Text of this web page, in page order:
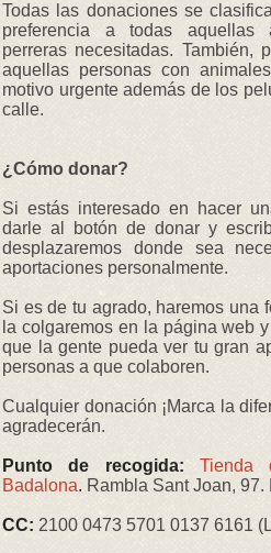
Todas las donaciones se
preferencia a todas aquellas
perreras necesitadas. También,
aquellas personas con
motivo urgente además de los
calle.
¿Cómo donar?
​Si estás interesado en hacer
darle al botón de donar y
desplazaremos donde sea
aportaciones personalmente.
Si es de tu agrado, haremos una
la colgaremos en la página web
que la gente pueda ver tu gran
personas a que colaboren.
Cualquier donación ¡Marca la
agradecerán.
Punto de recogida: Tienda
Badalona. Rambla Sant Joan,
CC: 2100 0473 5701 0137 6161